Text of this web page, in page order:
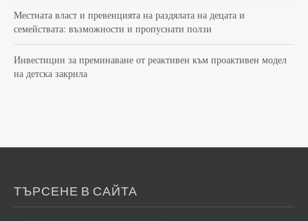
Местната власт и превенцията на раздялата на децата и
семействата: възможности и пропуснати ползи
Инвестиции за преминаване от реактивен към проактивен модел
на детска закрила
ТЪРСЕНЕ В САЙТА